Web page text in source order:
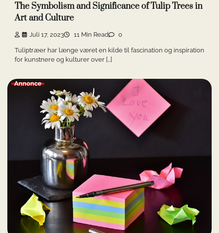
The Symbolism and Significance of Tulip Trees in
Art and Culture
Juli 17, 2023 11 Min Read 0
Tuliptræer har længe været en kilde til fascination og inspiration
for kunstnere og kulturer over […]
Annonce